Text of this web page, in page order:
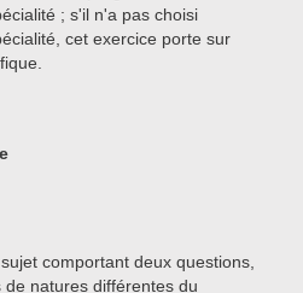
; s'il n'a pas choisi
cet exercice porte sur
comportant deux questions,
natures différentes du